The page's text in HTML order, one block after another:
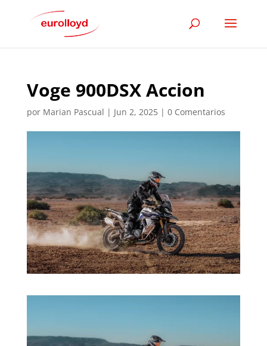
Voge 900DSX Accion
por Marian Pascual | Jun 2, 2025| 0 Comentarios